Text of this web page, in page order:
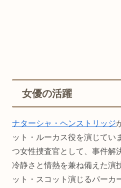
女優の活躍
ナターシャ・ヘンストリッジ
ット・ルーカス役を演じてい
つ女性捜査官として、事件解
冷静さと情熱を兼ね備えた演
ット・スコット演じるパーカ